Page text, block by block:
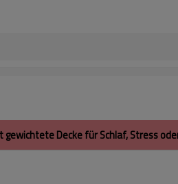
gewichtete Decke für Schlaf, Stress